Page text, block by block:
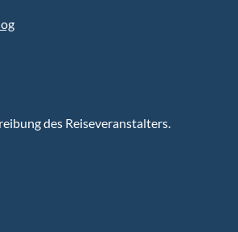
des Reiseveranstalters.